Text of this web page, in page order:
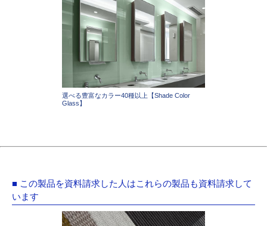
選べる豊富なカラー40種以上【Shade Color
Glass】
■ この製品を資料請求した人はこれらの製品も資料請求して
います